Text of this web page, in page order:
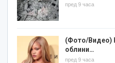
пред 9 часа
(Фото/Видео)
облини…
пред 9 часа